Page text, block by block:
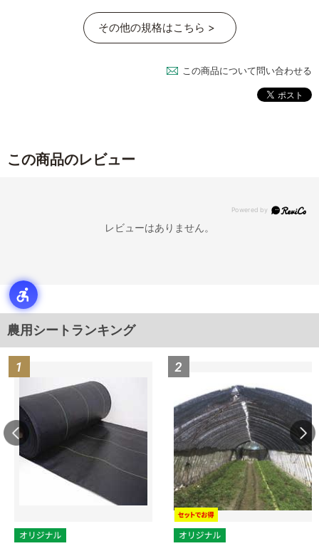
その他の規格はこちら >
この商品について問い合わせる
この商品のレビュー
レビューはありません。
農用シートランキング